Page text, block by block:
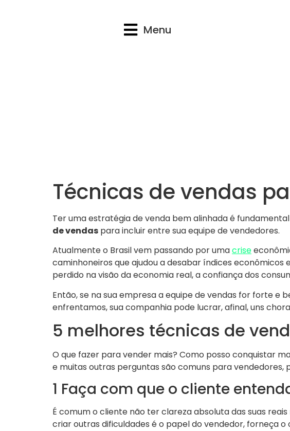
Menu
Técnicas de vendas
Ter uma estratégia de venda bem alinhada é
de vendas para incluir entre sua equipe de vendedores.
Atualmente o Brasil vem passando por umacrise
caminhoneiros que ajudou a desabar índices
perdido na visão da economia real, a confiança dos
Então, se na sua empresa a equipe de vendas for forte e
enfrentamos, sua companhia pode lucrar, afinal, uns
5 melhores técnicas de
O que fazer para vender mais? Como posso conquistar
e muitas outras perguntas são comuns para vendedores,
1 Faça com que o cliente
É comum o cliente não ter clareza absoluta das suas
criar outras dificuldades é o papel do vendedor, forneça